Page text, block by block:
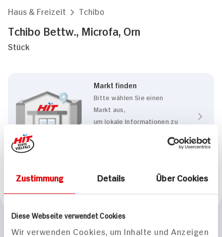
Zustimmung Details Über Cookies
Diese Webseite verwendet Cookies
Wir verwenden Cookies, um Inhalte und Anzeigen
Haus & Freizeit Tchibo
Tchibo Bettw., Microfa, Orn
Stück
Markt finden
Bitte wählen Sie einen
Markt aus,
um lokale Informationen zu